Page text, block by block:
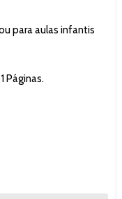
para aulas infantis
Páginas.